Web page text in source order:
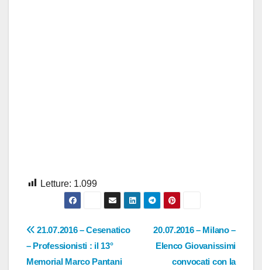
Letture: 1.099
Navigazione
articoli
20.07.2016 – Milano –
Elenco Giovanissimi
convocati con la
21.07.2016 – Cesenatico
– Professionisti : il 13°
Memorial Marco Pantani